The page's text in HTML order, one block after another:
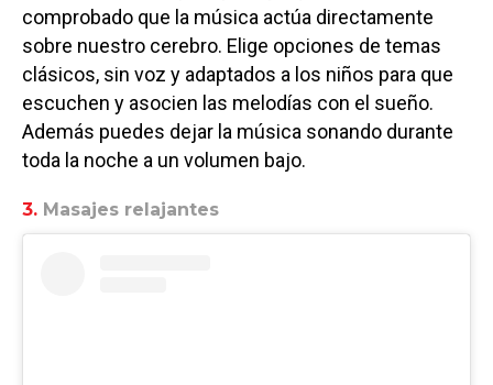
comprobado que la música actúa directamente
sobre nuestro cerebro. Elige opciones de temas
clásicos, sin voz y adaptados a los niños para que
escuchen y asocien las melodías con el sueño.
Además puedes dejar la música sonando durante
toda la noche a un volumen bajo.
3. Masajes relajantes